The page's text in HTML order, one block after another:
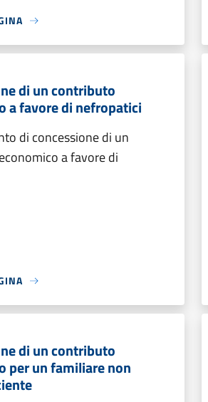
di un contributo
a favore di nefropatici
di concessione di un
a favore di
di un contributo
per un familiare non